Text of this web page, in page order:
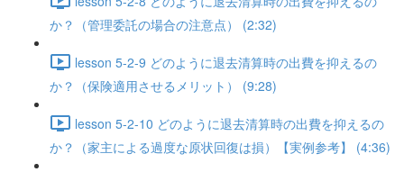
か？（管理委託の場合の注意点） (2:32)
lesson 5-2-9 どのように退去清算時の出費を抑えるの
か？（保険適用させるメリット） (9:28)
lesson 5-2-10 どのように退去清算時の出費を抑えるの
か？（家主による過度な原状回復は損）【実例参考】 (4:36)